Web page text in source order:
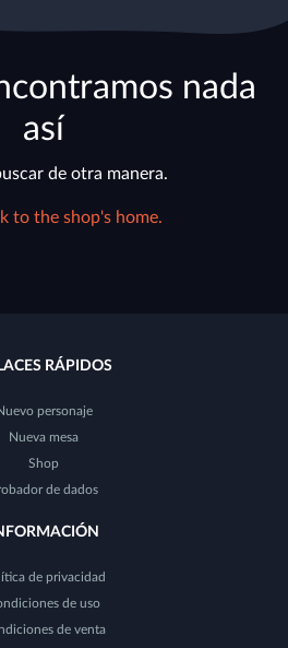
nada
así
de otra manera.
to the shop's home.
RÁPIDOS
personaje
Nueva mesa
Shop
de dados
de privacidad
de uso
de venta